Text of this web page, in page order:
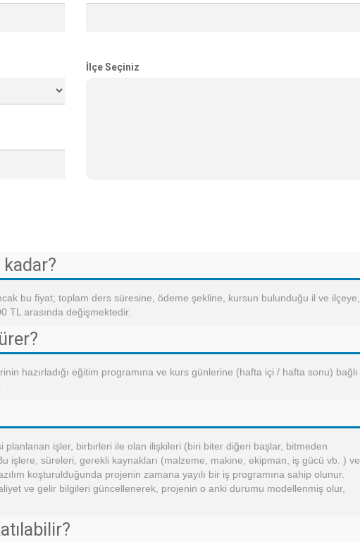
İlçe Seçiniz
bu fiyat; toplam ders süresine, ödeme şekline, kursun bulunduğu il ve ilçeye,
TL arasında değişmektedir.
hazırladığı eğitim programına ve kurs günlerine (hafta içi / hafta sonu) bağlı
işler, birbirleri ile olan ilişkileri (biri biter diğeri başlar, bitmeden
işlere, süreleri, gerekli kaynakları (malzeme, makine, ekipman, iş gücü vb. ) ve
koşturulduğunda projenin zamana yayılı bir iş programına sahip olunur.
ve gelir bilgileri güncellenerek, projenin o anki durumu modellenmiş olur,